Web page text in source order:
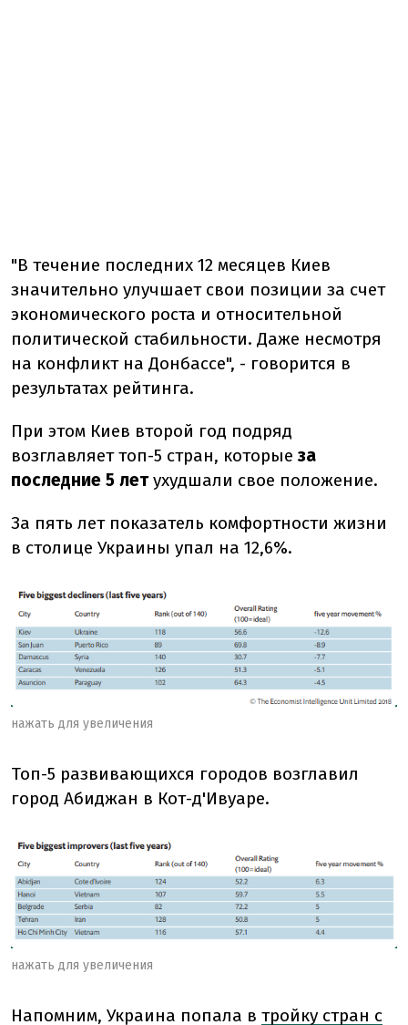
"В течение последних 12 месяцев Киев
значительно улучшает свои позиции за счет
экономического роста и относительной
политической стабильности. Даже несмотря
на конфликт на Донбассе", - говорится в
результатах рейтинга.
При этом Киев второй год подряд
возглавляет топ-5 стран, которые за
последние 5 летухудшали свое положение.
За пять лет показатель комфортности жизни
в столице Украины упал на 12,6%.
нажать для увеличения
Топ-5 развивающихся городов возглавил
город Абиджан в Кот-д'Ивуаре.
нажать для увеличения
Напомним, Украина попала в тройку стран с